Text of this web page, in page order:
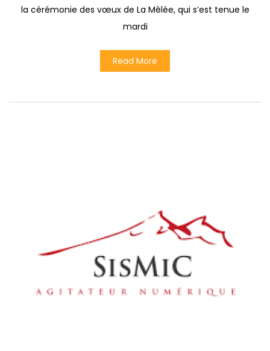
la cérémonie des vœux de La Mêlée, qui s’est tenue le
mardi
Read More